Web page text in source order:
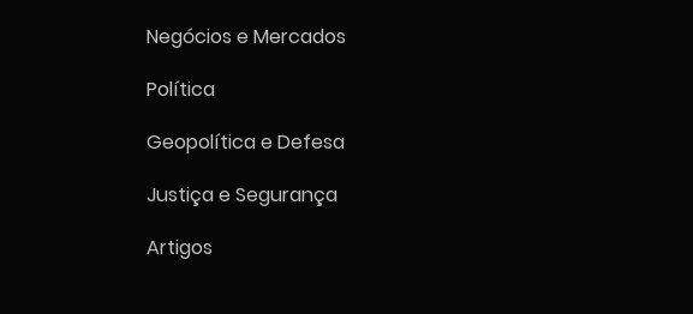
Negócios e Mercados
Política
Geopolítica e Defesa
Justiça e Segurança
Artigos